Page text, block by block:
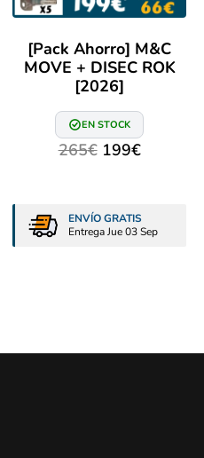
[Pack Ahorro] M&C
MOVE + DISEC ROK
[2026]
EN STOCK
265€ 199€
ENVÍO GRATIS
Entrega Jue 03 Sep